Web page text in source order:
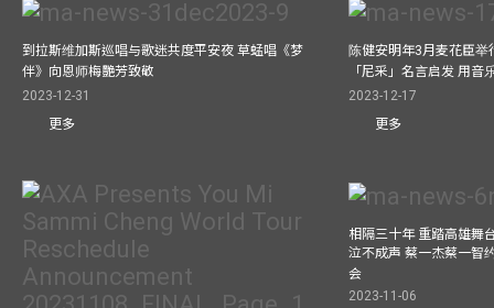
到拉斯维加斯巡唱与歌迷共度平安夜 草蜢唱《梦
伴》向恩师梅艷芳致敬
2023-12-31
更多
陈健安明年3月麦花臣
「尼采」名言启发 用音
2023-12-17
更多
相隔三十年 重踏高雄舞
泣不成声 蔡一杰蔡一智
会
2023-11-06